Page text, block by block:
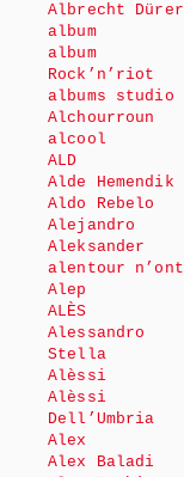
Albrecht Dürer
album
album
Rock’n’riot
albums studio
Alchourroun
alcool
ALD
Alde Hemendik
Aldo Rebelo
Alejandro
Aleksander
alentour n’ont
Alep
ALÈS
Alessandro
Stella
Alèssi
Alèssi
Dell’Umbria
Alex
Alex Baladi